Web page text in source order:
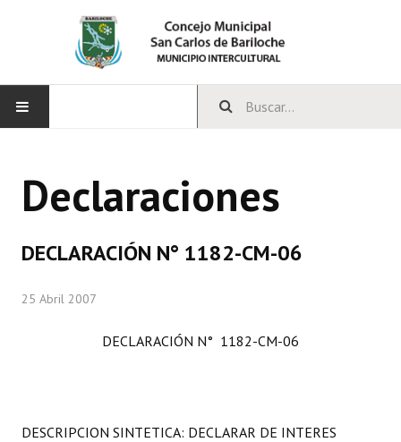
CONCEJO
Comisiones Especiales
Declaraciones
DECLARACIÓN N° 1182-CM-06
25 Abril 2007
DECLARACIÓN N° 1182-CM-06
DESCRIPCION SINTETICA: DECLARAR DE INTERES